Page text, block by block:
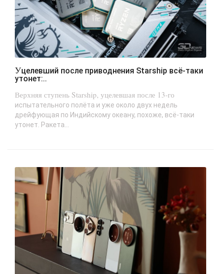
Уцелевший после приводнения Starship всё-таки
утонет:..
Верхняя ступень Starship, уцелевшая после 13-го
испытательного полёта и уже около двух недель
дрейфующая по Индийскому океану, похоже, всё-таки
утонет. Ракета...